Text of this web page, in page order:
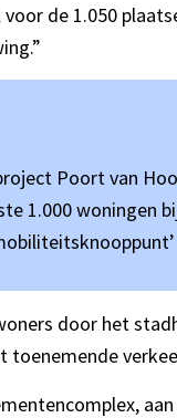
de 1.050
Poort van
1.000 woningen
door het
toenemende